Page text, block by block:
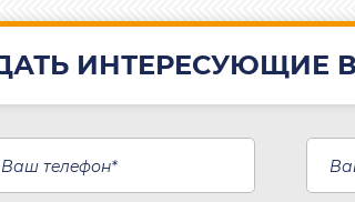
ИНТЕРЕСУЮЩИЕ